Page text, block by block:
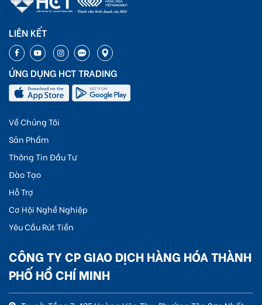
LIÊN KẾT
ỨNG DỤNG HCT TRADING
Về Chúng Tôi
Sản Phẩm
Thông Tin Đầu Tư
Đào Tạo
Hỗ Trợ
Cơ Hội Nghề Nghiệp
Yêu Cầu Rút Tiền
CÔNG TY CP GIAO DỊCH HÀNG HÓA THÀNH
PHỐ HỒ CHÍ MINH